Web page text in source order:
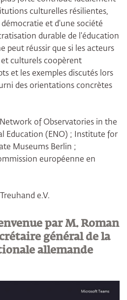
culturelles résilientes,
et d'une société
durable de l'éducation
peut réussir que si les acteurs
culturels coopèrent
et les exemples discutés lors
des orientations concrètes
of Observatories in the
Education (ENO) ; Institute for
Museums Berlin ;
européenne en
e.V.
par M. Roman
général de la
allemande